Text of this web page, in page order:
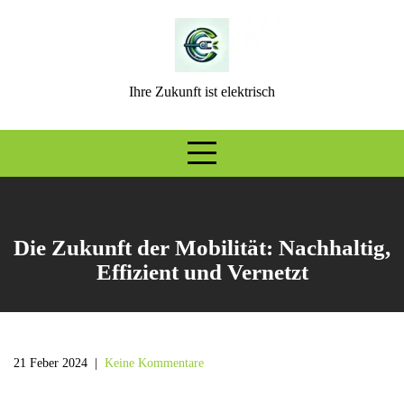
Ihre Zukunft ist elektrisch
Die Zukunft der Mobilität: Nachhaltig,
Effizient und Vernetzt
21 Feber 2024 Keine Kommentare